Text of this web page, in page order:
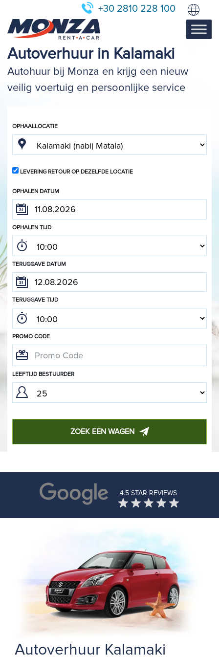
+30 2810 228 100
Autoverhuur in Kalamaki
Autohuur bij Monza en krijg een nieuw
veilig voertuig en persoonlijke service
OPHAALLOCATIE
LEVERING RETOUR OP DEZELFDE LOCATIE
OPHALEN DATUM
OPHALEN TIJD
TERUGGAVE DATUM
TERUGGAVE TIJD
PROMO CODE
LEEFTIJD BESTUURDER
ZOEK EEN WAGEN
4.5 STAR REVIEWS
Autoverhuur Kalamaki